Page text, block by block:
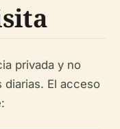
privada y no
diarias. El acceso